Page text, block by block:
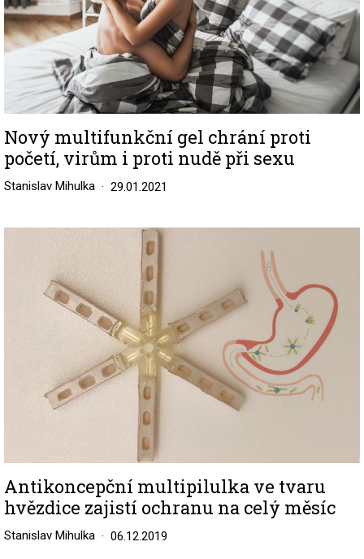
Nový multifunkční gel chrání proti
početí, virům i proti nudě při sexu
Stanislav Mihulka 29.01.2021
Antikoncepční multipilulka ve tvaru
hvězdice zajistí ochranu na celý měsíc
Stanislav Mihulka 06.12.2019